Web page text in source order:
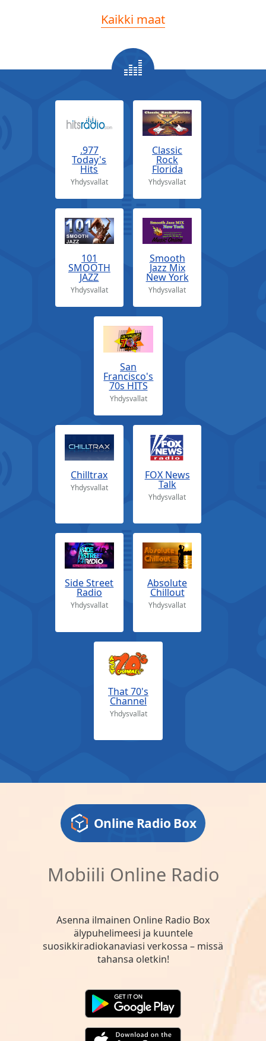
Kaikki maat
.977
Today's
Hits
Yhdysvallat
Classic
Rock
Florida
Yhdysvallat
101
SMOOTH
JAZZ
Yhdysvallat
Smooth
Jazz Mix
New York
Yhdysvallat
San
Francisco's
70s HITS
Yhdysvallat
Chilltrax
Yhdysvallat
FOX News
Talk
Yhdysvallat
Side Street
Radio
Yhdysvallat
Absolute
Chillout
Yhdysvallat
That 70's
Channel
Yhdysvallat
Online Radio Box
Mobiili Online Radio
Asenna ilmainen Online Radio Box
älypuhelimeesi ja kuuntele
suosikkiradiokanaviasi verkossa – missä
tahansa oletkin!